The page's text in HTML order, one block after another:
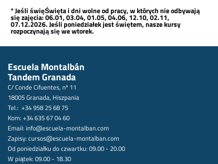
* Jeśli święŚwięta i dni wolne od pracy, w których nie odbywają
się zajęcia: 06.01, 03.04, 01.05, 04.06, 12.10, 02.11,
07.12.2026. Jeśli poniedziałek jest świętem, nasze kursy
rozpoczynają się we wtorek.
Escuela Montalbán
Tandem Granada
C/ Conde Cifuentes, nº 11
18005 Granada, Hiszpania
Tel.: +34 958 25 68 75
Kom: +34 635 67 04 60
Email: info@escuela-montalban.com
Zapisy: cursos@escuela-montalban.com
Od poniedziałku do czwartku: 09.00 - 20.00
W piątek: 09.00 - 18.30